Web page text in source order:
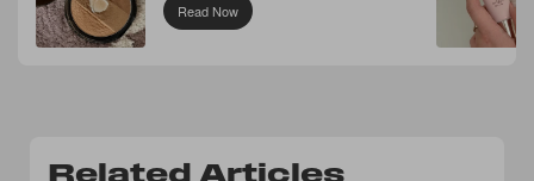
Read Now
Related Articles